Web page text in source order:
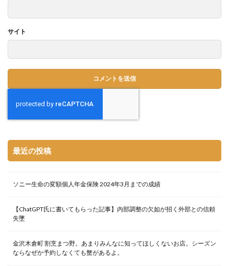
サイト
最近の投稿
ソニー生命の変額個人年金保険 2024年3月までの成績
【ChatGPT氏に書いてもらった記事】内部調整の欠如が招く外部との信頼
失墜
金沢木倉町 割烹まつ野。あまりみんなに知ってほしくないお店。シーズン
ならなぜか予約しなくても蟹があるよ。